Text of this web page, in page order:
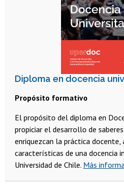
Diploma en docencia
Propósito formativo
El propósito del diploma en
propiciar el desarrollo de
enriquezcan la práctica docente,
características de una docencia
Universidad de Chile. Más